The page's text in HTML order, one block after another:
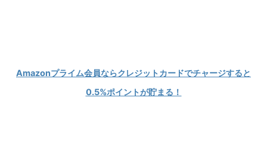
Amazonプライム会員ならクレジットカードでチャージすると
0.5%ポイントが貯まる！